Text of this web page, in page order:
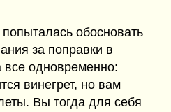
обосновать
за поправки в
все одновременно:
винегрет, но вам
Вы тогда для себя